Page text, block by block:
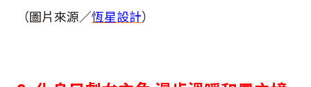
（圖片來源／恆星設計）